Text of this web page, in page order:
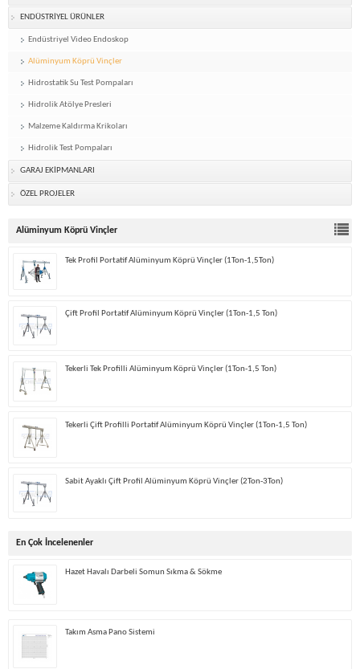
ENDÜSTRİYEL ÜRÜNLER
Endüstriyel Video Endoskop
Alüminyum Köprü Vinçler
Hidrostatik Su Test Pompaları
Hidrolik Atölye Presleri
Malzeme Kaldırma Krikoları
Hidrolik Test Pompaları
GARAJ EKİPMANLARI
ÖZEL PROJELER
Alüminyum Köprü Vinçler
Tek Profil Portatif Alüminyum Köprü Vinçler (1Ton-1,5Ton)
Çift Profil Portatif Alüminyum Köprü Vinçler (1Ton-1,5 Ton)
Tekerli Tek Profilli Alüminyum Köprü Vinçler (1Ton-1,5 Ton)
Tekerli Çift Profilli Portatif Alüminyum Köprü Vinçler (1Ton-1,5 Ton)
Sabit Ayaklı Çift Profil Alüminyum Köprü Vinçler (2Ton-3Ton)
En Çok İncelenenler
Hazet Havalı Darbeli Somun Sıkma & Sökme
Takım Asma Pano Sistemi